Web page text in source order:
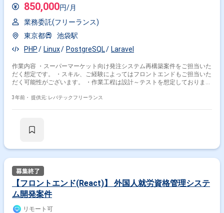
850,000円/月
業務委託(フリーランス)
東京都
池袋駅
PHP
Linux PostgreSQL Laravel
作業内容 ・スーパーマーケット向け発注システム再構築案件をご担当いた
だく想定です。 ・スキル、ご経験によってはフロントエンドもご担当いた
だく可能性がございます。 ・作業工程は設計～テストを想定しておりま
3年前・ 提供元: レバテックフリーランス
【フロントエンド(React)】 外国人就労資格管理システ
ム開発案件
リモート可